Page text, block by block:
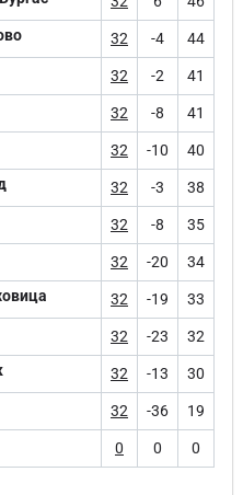
32 -4 44
32 -2 41
32 -8 41
32 -10 40
32 -3 38
32 -8 35
32 -20 34
32 -19 33
32 -23 32
32 -13 30
32 -36 19
0 0 0